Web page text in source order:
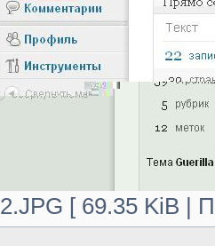
2.JPG [ 69.35 KiB |